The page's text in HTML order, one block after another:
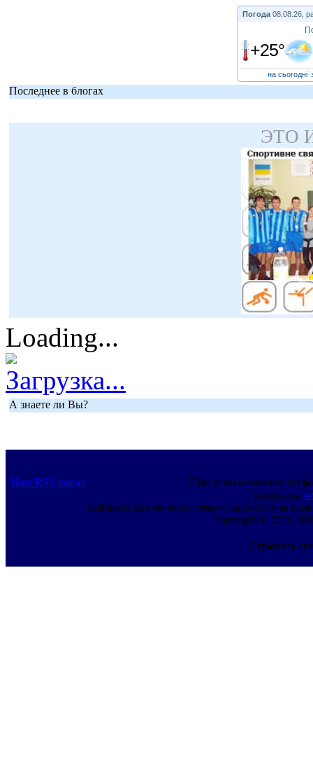
Погода 08.08.26,
+25°
на сьогодні
Последнее в блогах
ЭТО
Loading...
Загрузка...
А знаете ли Вы?
Наш RSS канал
При использовании
ссылка на
bashtanka.info не несет ответственности за
Copyright © 2011-
Страница